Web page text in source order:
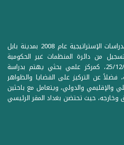
تأسس مركز حمورابي للبحوث والدراسات الإستراتيجية عام 2008 بمدينة بابل
من دائرة المنظمات غير الحكومية
المرقمة ((1Z71874 بتاريخ 25/12/2012، كمركز علمي بحثي يهتم بدراسة
فضلاً عن التركيز على القضايا والظواهر
والإقليمي والدولي، ويتعامل مع باحثين
حيث تحتضن بغداد المقر الرئيسي